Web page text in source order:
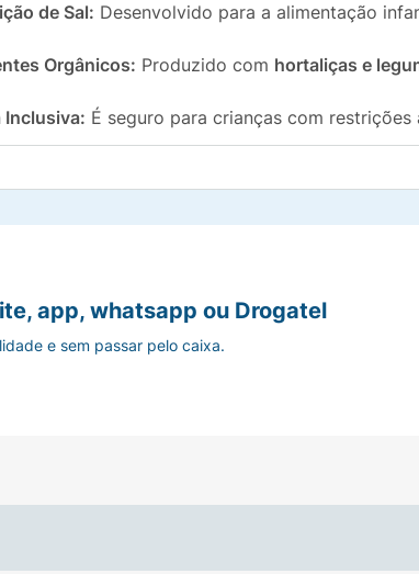
de Sal: Desenvolvido para a alimentação
Orgânicos: Produzido com hortaliças e
Inclusiva: É seguro para crianças com restrições
que Faz o Bem:Biscoito de polvilho assado e
máximo de nutrição e sabor com oBiscoito de
app, whatsapp ou Drogatel
e sem passar pelo caixa.